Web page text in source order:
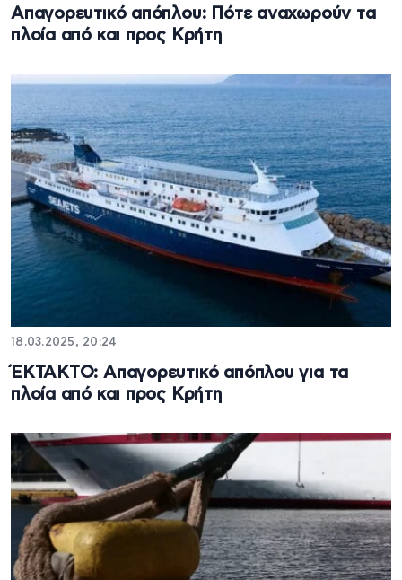
Απαγορευτικό απόπλου: Πότε αναχωρούν τα
πλοία από και προς Κρήτη
18.03.2025, 20:24
ΈΚΤΑΚΤΟ: Απαγορευτικό απόπλου για τα
πλοία από και προς Κρήτη